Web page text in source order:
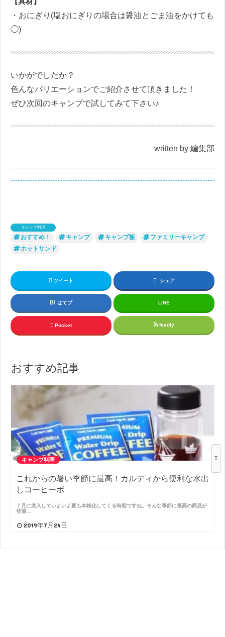
・おにぎり(塩おにぎりの場合は醤油とごま油をかけても
◯)
いかがでしたか？
色んなバリエーションでご紹介させて頂きました！
ぜひ次回のキャンプで試してみて下さい♪
written by 編集部
キャンプ料理
おすすめ！ キャンプ キャンプ飯
ファミリーキャンプ
ホットサンド
ツイート シェア
はてブ LINE
Pocket feedly
おすすめ記事
キャンプ料理
これからの暑い季節に最高！カルディから便利な水出
しコーヒーボ
７月に突入していよいよ夏も本格化してくる時期ですね。そんな季節に最高の商品が
登場…
2019年7月24日